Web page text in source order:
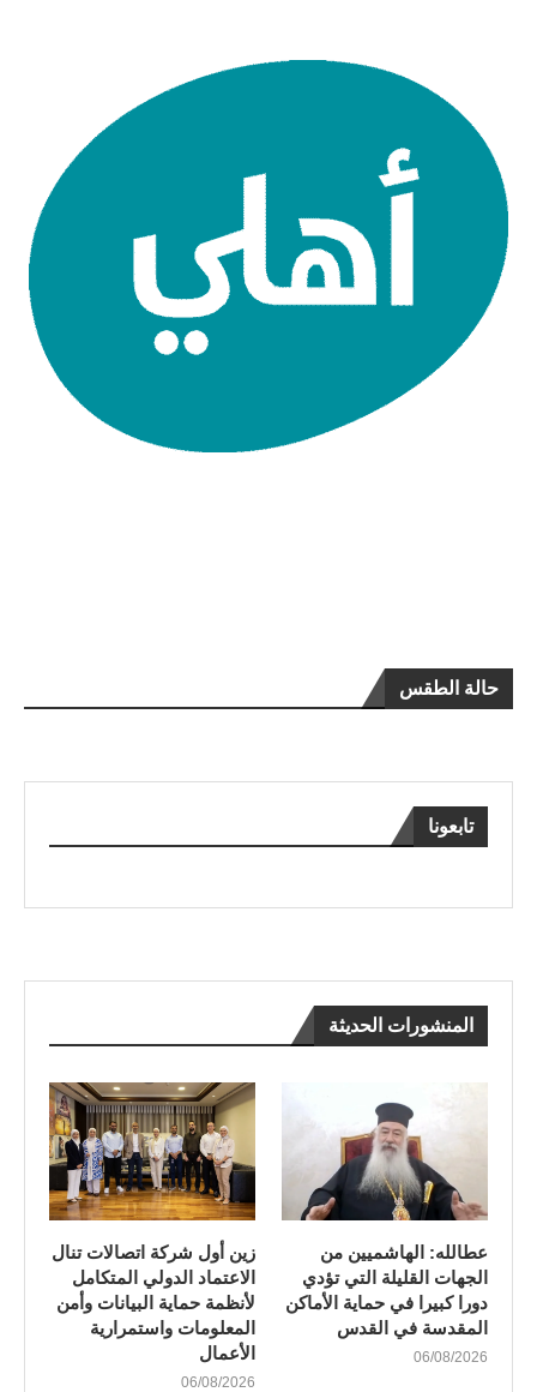
حالة الطقس
تابعونا
المنشورات الحديثة
عطالله: الهاشميين من
الجهات القليلة التي تؤدي
دورا كبيرا في حماية الأماكن
المقدسة في القدس
06/08/2026
زين أول شركة اتصالات تنال
الاعتماد الدولي المتكامل
لأنظمة حماية البيانات وأمن
المعلومات واستمرارية
الأعمال
06/08/2026